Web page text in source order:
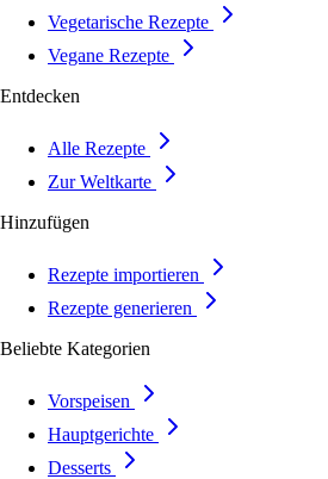
Vegetarische Rezepte
Vegane Rezepte
Entdecken
Alle Rezepte
Zur Weltkarte
Hinzufügen
Rezepte importieren
Rezepte generieren
Beliebte Kategorien
Vorspeisen
Hauptgerichte
Desserts